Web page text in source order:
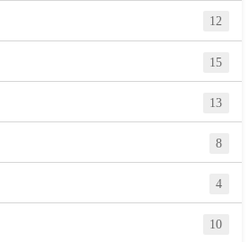
12
15
13
8
4
10